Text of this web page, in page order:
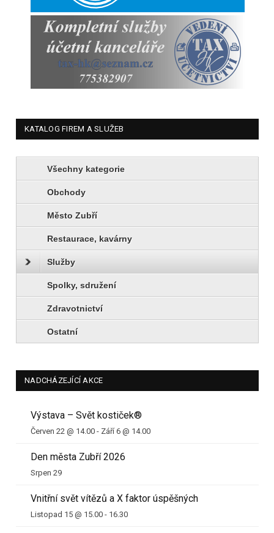
KATALOG FIREM A SLUŽEB
Všechny kategorie
Obchody
Město Zubří
Restaurace, kavárny
Služby
Spolky, sdružení
Zdravotnictví
Ostatní
NADCHÁZEJÍCÍ AKCE
Výstava – Svět kostiček®
Červen 22 @ 14.00 - Září 6 @ 14.00
Den města Zubří 2026
Srpen 29
Vnitřní svět vítězů a X faktor úspěšných
Listopad 15 @ 15.00 - 16.30